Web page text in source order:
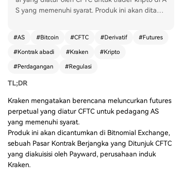
S yang memenuhi syarat. Produk ini akan ditawa
ansaksi oleh NinjaTrader Clearing (Kraken Deriva
tives US). Kontrak perpetual ini tidak memiliki ta
nggal kedaluwarsa dan menggunakan pembay
aset kripto yang didukung mencakup BTC, ETH,
gkah ini bertujuan membawa produk derivatif kr
ipto populer ke dalam struktur pasar domestik A
S yang lebih teratur, memberikan alternatif bagi
trader yang selama ini mengandalkan platform l
eran dalam struktur pasar kripto AS, di mana pr
#AS #Bitcoin #CFTC #Derivatif #Futures
#Kontrak abadi #Kraken #Kripto
#Perdagangan #Regulasi
TL;DR
Kraken mengatakan berencana meluncurkan futures
perpetual yang diatur CFTC untuk pedagang AS
yang memenuhi syarat.
Produk ini akan dicantumkan di Bitnomial Exchange,
sebuah Pasar Kontrak Berjangka yang Ditunjuk CFTC
yang diakuisisi oleh Payward, perusahaan induk
Kraken.